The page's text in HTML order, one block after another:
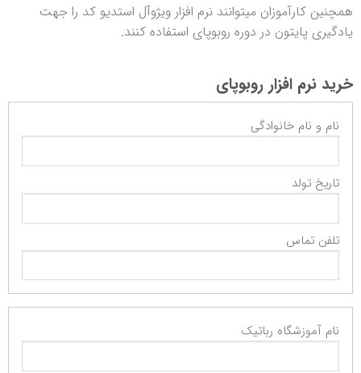
همچنین کارآموزان میتوانند نرم افزار ویژوآل استدیو کد را جهت
یادگیری پایتون در دوره روبوپای استفاده کنند.
خرید نرم افزار روبوپای
فردی
آموزشگاه